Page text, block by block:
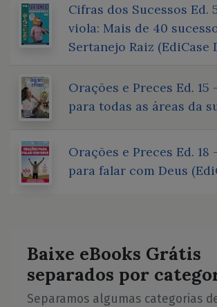
Cifras dos Sucessos Ed.
viola: Mais de 40
Sertanejo Raiz (EdiCase
Orações e Preces Ed. 15
para todas as áreas da
Orações e Preces Ed. 18
para falar com Deus
Baixe eBooks Grátis
separados por
Separamos algumas categorias